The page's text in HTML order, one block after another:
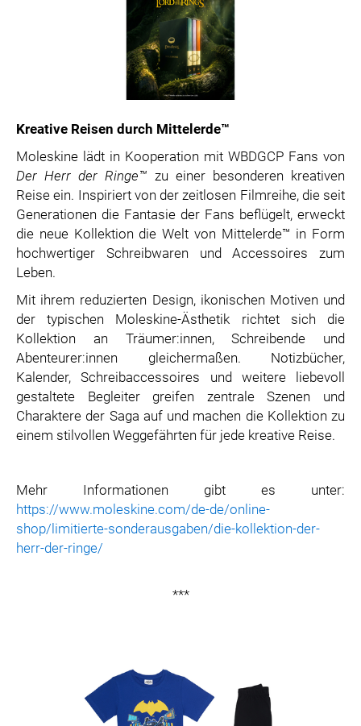
Kreative Reisen durch Mittelerde™
Moleskine lädt in Kooperation mit WBDGCP Fans von
Der Herr der Ringe™ zu einer besonderen kreativen
Reise ein. Inspiriert von der zeitlosen Filmreihe, die seit
Generationen die Fantasie der Fans beflügelt, erweckt
die neue Kollektion die Welt von Mittelerde™ in Form
hochwertiger Schreibwaren und Accessoires zum
Leben.
Mit ihrem reduzierten Design, ikonischen Motiven und
der typischen Moleskine-Ästhetik richtet sich die
Kollektion an Träumer:innen, Schreibende und
Abenteurer:innen gleichermaßen. Notizbücher,
Kalender, Schreibaccessoires und weitere liebevoll
gestaltete Begleiter greifen zentrale Szenen und
Charaktere der Saga auf und machen die Kollektion zu
einem stilvollen Weggefährten für jede kreative Reise.
Mehr Informationen gibt es unter:
https://www.moleskine.com/de-de/online-
shop/limitierte-sonderausgaben/die-kollektion-der-
herr-der-ringe/
***